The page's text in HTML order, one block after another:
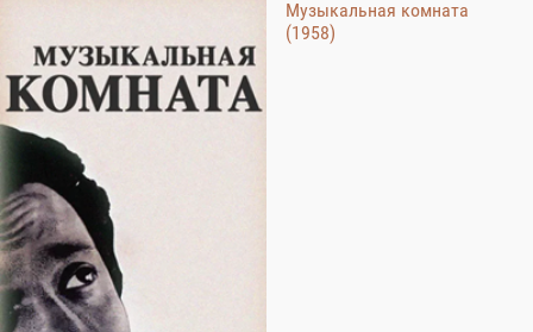
Музыкальная комната
(1958)